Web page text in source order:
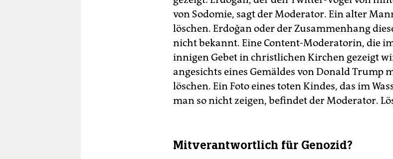
von Sodomie, sagt der Moderator. Ein alter
löschen. Erdoğan oder der Zusammenhang
nicht bekannt. Eine Content-Moderatorin, die
innigen Gebet in christlichen Kirchen gezeigt
angesichts eines Gemäldes von Donald Trump
löschen. Ein Foto eines toten Kindes, das im
man so nicht zeigen, befindet der Moderator.
Mitverantwortlich für Genozid?